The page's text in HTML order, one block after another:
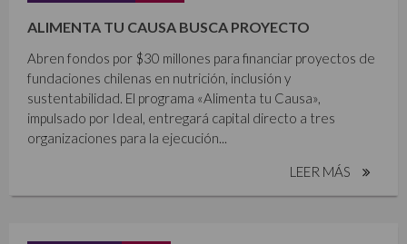
ALIMENTA TU CAUSA BUSCA PROYECTO
Abren fondos por $30 millones para financiar proyectos de
fundaciones chilenas en nutrición, inclusión y
sustentabilidad. El programa «Alimenta tu Causa»,
impulsado por Ideal, entregará capital directo a tres
organizaciones para la ejecución...
LEER MÁS